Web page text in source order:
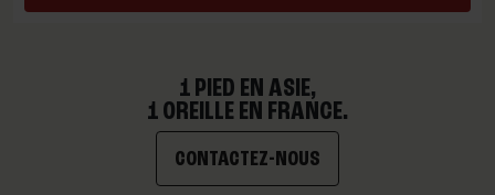
1 PIED EN ASIE,
1 OREILLE EN FRANCE.
CONTACTEZ-NOUS